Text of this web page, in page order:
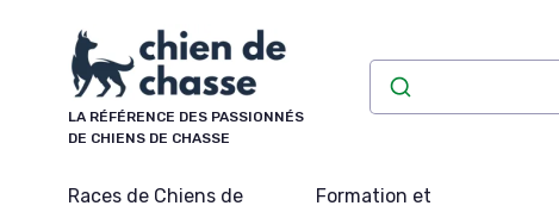
LA RÉFÉRENCE DES PASSIONNÉS
DE CHIENS DE CHASSE
Races de Chiens de
Formation et